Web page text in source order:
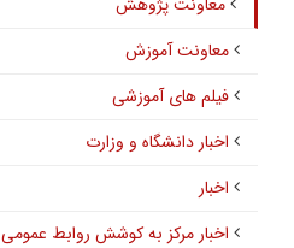
معاونت آموزش
فیلم های آموزشی
اخبار دانشگاه و وزارت
اخبار
اخبار مرکز به کوشش روابط عمومی